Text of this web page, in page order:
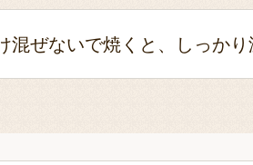
混ぜないで焼くと、しっかり